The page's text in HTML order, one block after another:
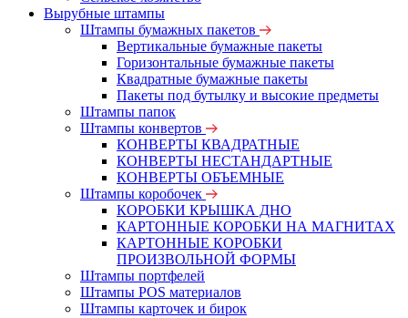
Вырубные штампы
Штампы бумажных пакетов
Вертикальные бумажные пакеты
Горизонтальные бумажные пакеты
Квадратные бумажные пакеты
Пакеты под бутылку и высокие предметы
Штампы папок
Штампы конвертов
КОНВЕРТЫ КВАДРАТНЫЕ
КОНВЕРТЫ НЕСТАНДАРТНЫЕ
КОНВЕРТЫ ОБЪЕМНЫЕ
Штампы коробочек
КОРОБКИ КРЫШКА ДНО
КАРТОННЫЕ КОРОБКИ НА МАГНИТАХ
КАРТОННЫЕ КОРОБКИ
ПРОИЗВОЛЬНОЙ ФОРМЫ
Штампы портфелей
Штампы POS материалов
Штампы карточек и бирок